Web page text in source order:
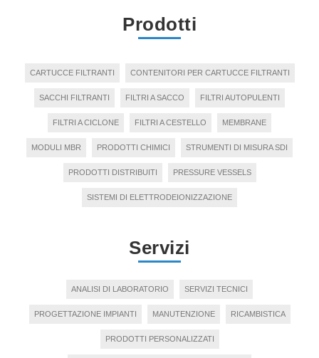
Prodotti
CARTUCCE FILTRANTI CONTENITORI PER CARTUCCE FILTRANTI
SACCHI FILTRANTI FILTRI A SACCO FILTRI AUTOPULENTI
FILTRI A CICLONE FILTRI A CESTELLO MEMBRANE
MODULI MBR PRODOTTI CHIMICI STRUMENTI DI MISURA SDI
PRODOTTI DISTRIBUITI PRESSURE VESSELS
SISTEMI DI ELETTRODEIONIZZAZIONE
Servizi
ANALISI DI LABORATORIO SERVIZI TECNICI
PROGETTAZIONE IMPIANTI MANUTENZIONE RICAMBISTICA
PRODOTTI PERSONALIZZATI